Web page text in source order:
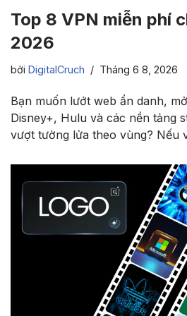
Top 8 VPN miễn phí
2026
bởi DigitalCruch Tháng 6 8, 2026
Bạn muốn lướt web ẩn danh,
Disney+, Hulu và các nền tảng
vượt tường lửa theo vùng? Nếu